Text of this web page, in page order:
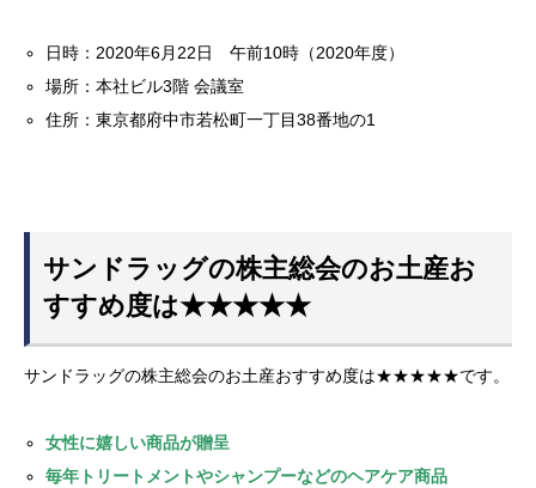
日時：2020年6月22日 午前10時（2020年度）
場所：本社ビル3階 会議室
住所：東京都府中市若松町一丁目38番地の1
サンドラッグの株主総会のお土産お
すすめ度は★★★★★
サンドラッグの株主総会のお土産おすすめ度は★★★★★です。
女性に嬉しい商品が贈呈
毎年トリートメントやシャンプーなどのヘアケア商品